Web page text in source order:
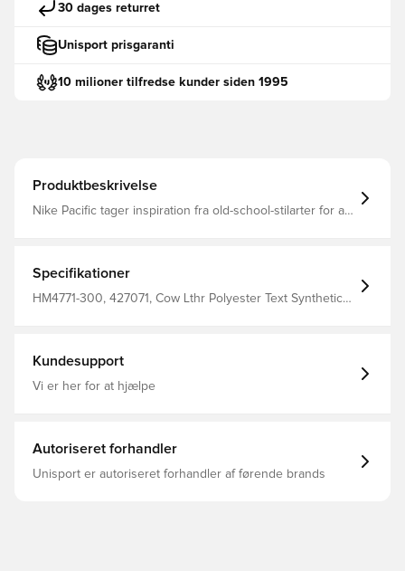
30 dages returret
Unisport prisgaranti
10 milioner tilfredse kunder siden 1995
Produktbeskrivelse
Nike Pacific tager inspiration fra old-school-stilarter for at
Læder og ruskind skaber et lagdelt look, der holder Bred
kraveåbning fanger proportionerne af 70'ernes løbestil
Sildebensgummisål med fleksible riller giver greb fra hæl
Specifikationer
HM4771-300, 427071, Cow Lthr Polyester Text Synthetic
Kundesupport
Vi er her for at hjælpe
Autoriseret forhandler
Unisport er autoriseret forhandler af førende brands